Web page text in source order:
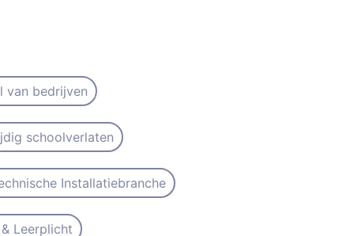
van bedrijven
schoolverlaten
Installatiebranche
Leerplicht